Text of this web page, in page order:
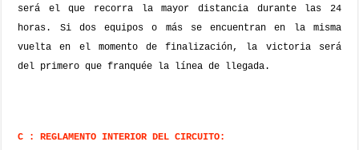
será el que recorra la mayor distancia durante las 24
horas. Si dos equipos o más se encuentran en la misma
vuelta en el momento de finalización, la victoria será
del primero que franquée la línea de llegada.
C : REGLAMENTO INTERIOR DEL CIRCUITO: